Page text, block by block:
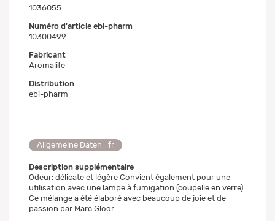
1036055
Numéro d'article ebi-pharm
10300499
Fabricant
Aromalife
Distribution
ebi-pharm
Allgemeine Daten_fr
Description supplémentaire
Odeur: délicate et légère Convient également pour une
utilisation avec une lampe à fumigation (coupelle en verre).
Ce mélange a été élaboré avec beaucoup de joie et de
passion par Marc Gloor.